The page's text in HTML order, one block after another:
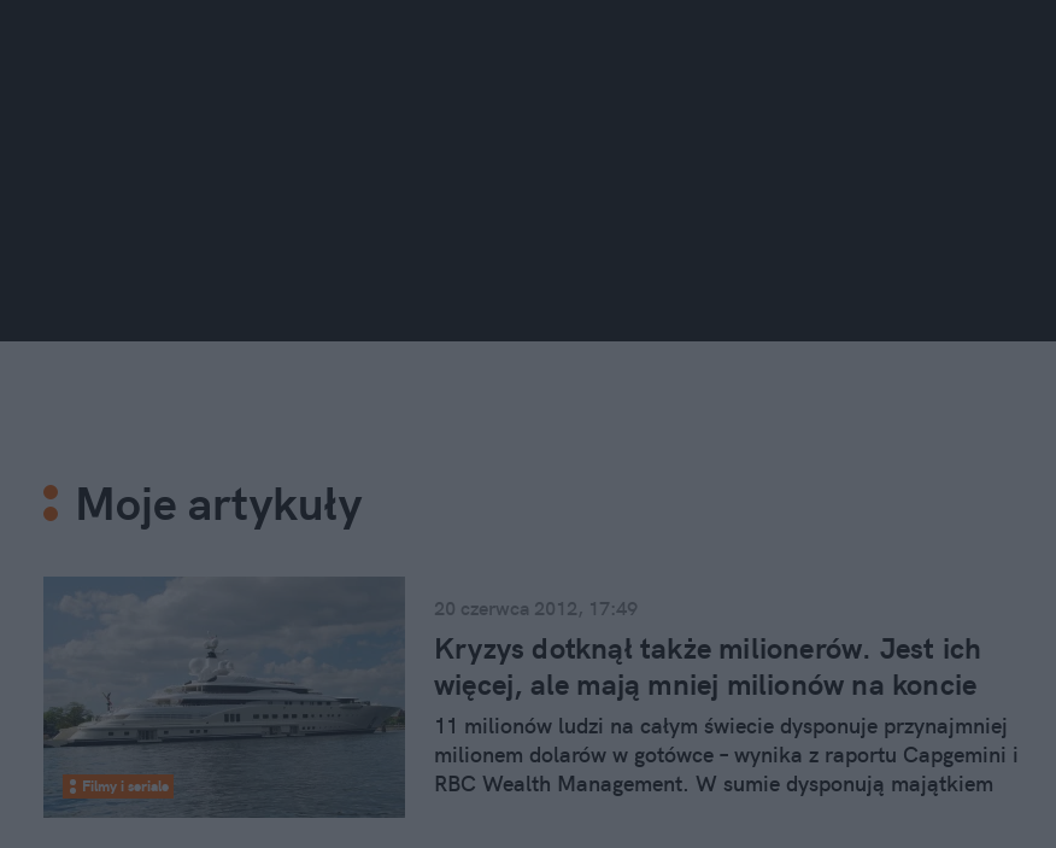
Moje artykuły
Filmy i seriale
20 czerwca 2012, 17:49
Kryzys dotknął także milionerów. Jest ich
więcej, ale mają mniej milionów na koncie
11 milionów ludzi na całym świecie dysponuje przynajmniej
milionem dolarów w gotówce – wynika z raportu Capgemini i
RBC Wealth Management. W sumie dysponują majątkiem